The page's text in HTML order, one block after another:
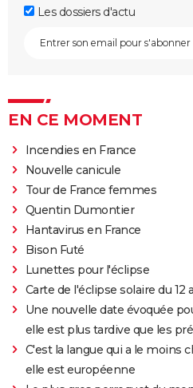
Les dossiers d'actu
EN CE MOMENT
Incendies en France
Nouvelle canicule
Tour de France femmes
Quentin Dumontier
Hantavirus en France
Bison Futé
Lunettes pour l'éclipse
Carte de l'éclipse solaire du 12
Une nouvelle date évoquée
elle est plus tardive que les
C'est la langue qui a le moins
elle est européenne